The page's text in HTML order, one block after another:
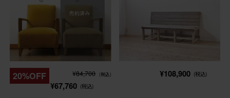
20%OFF ¥84,700 (税込)
¥67,760 (税込)
¥108,900 (税込)